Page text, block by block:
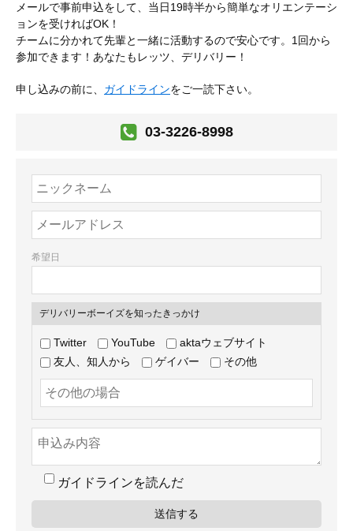
メールで事前申込をして、当日19時半から簡単なオリエンテーシ
ョンを受ければOK！
チームに分かれて先輩と一緒に活動するので安心です。1回から
参加できます！あなたもレッツ、デリバリー！
申し込みの前に、 ガイドラインをご一読下さい。
03-3226-8998
希望日
デリバリーボーイズを知ったきっかけ
Twitter YouTube
aktaウェブサイト
友人、知人から
ゲイバー その他
ガイドラインを読んだ